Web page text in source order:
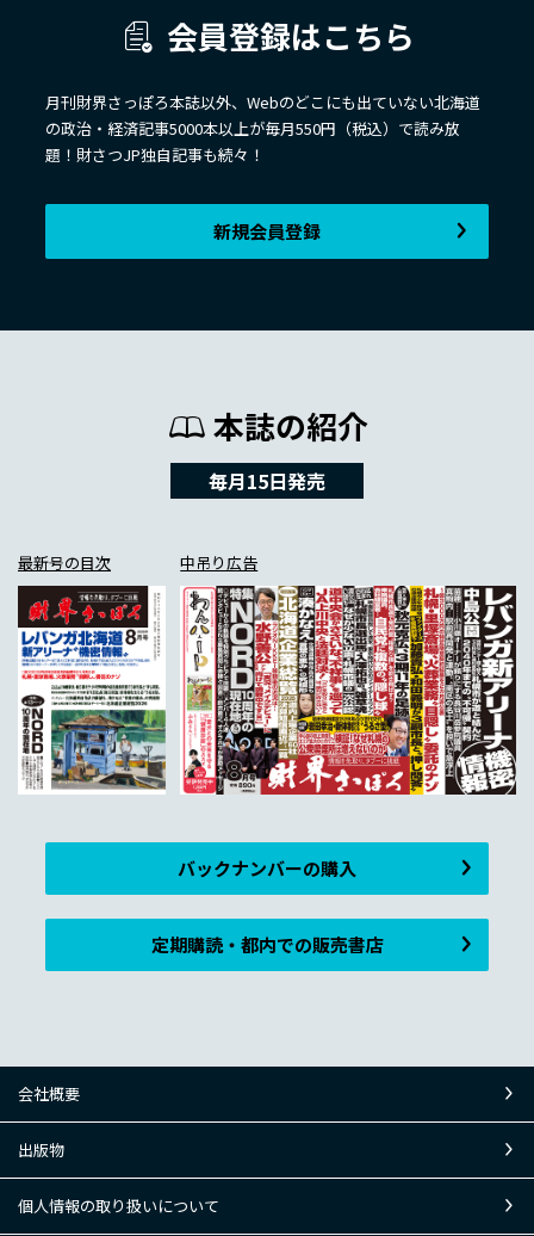
会員登録はこちら
月刊財界さっぽろ本誌以外、Webのどこにも出ていない北海道
の政治・経済記事5000本以上が毎月550円（税込）で読み放
題！財さつJP独自記事も続々！
新規会員登録
本誌の紹介
毎月15日発売
最新号の目次 中吊り広告
バックナンバーの購入
定期購読・都内での販売書店
会社概要
出版物
個人情報の取り扱いについて